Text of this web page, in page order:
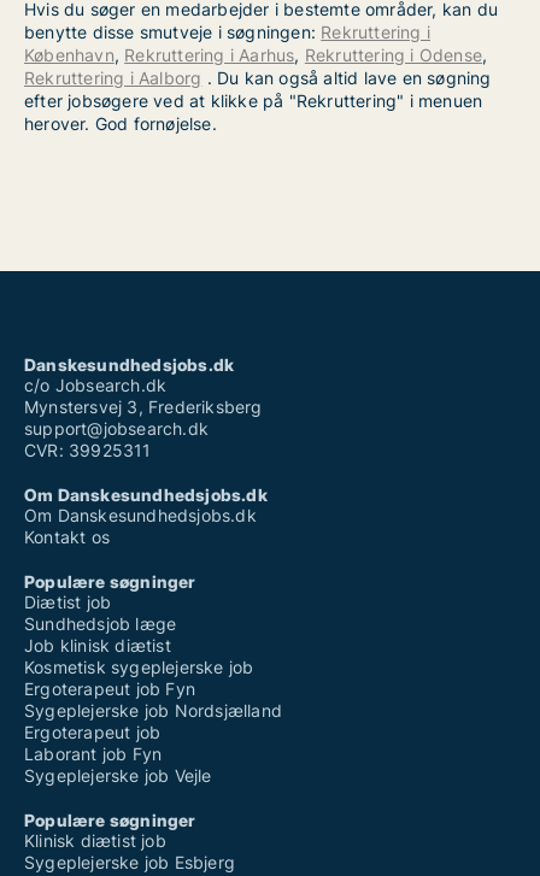
Hvis du søger en medarbejder i bestemte områder, kan du
benytte disse smutveje i søgningen: Rekruttering i
København, Rekruttering i Aarhus, Rekruttering i Odense,
Rekruttering i Aalborg . Du kan også altid lave en søgning
efter jobsøgere ved at klikke på "Rekruttering" i menuen
herover. God fornøjelse.
Danskesundhedsjobs.dk
c/o Jobsearch.dk
Mynstersvej 3, Frederiksberg
support@jobsearch.dk
CVR: 39925311
Om Danskesundhedsjobs.dk
Om Danskesundhedsjobs.dk
Kontakt os
Populære søgninger
Diætist job
Sundhedsjob læge
Job klinisk diætist
Kosmetisk sygeplejerske job
Ergoterapeut job Fyn
Sygeplejerske job Nordsjælland
Ergoterapeut job
Laborant job Fyn
Sygeplejerske job Vejle
Populære søgninger
Klinisk diætist job
Sygeplejerske job Esbjerg